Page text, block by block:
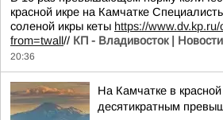
красной икре на Камчатке
соленой икры кеты https://
from=twall// КП - Владивосток |
20:36
На Камчатке в
десятикратным